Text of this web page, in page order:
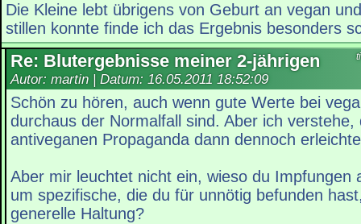
Die Kleine lebt übrigens von Geburt an vegan
stillen konnte finde ich das Ergebnis besonders
Re: Blutergebnisse meiner 2-jährigen
Autor: martin | Datum: 16.05.2011 18:52:09
Schön zu hören, auch wenn gute Werte bei
durchaus der Normalfall sind. Aber ich
antiveganen Propaganda dann dennoch
Aber mir leuchtet nicht ein, wieso du Impfungen
um spezifische, die du für unnötig befunden
generelle Haltung?